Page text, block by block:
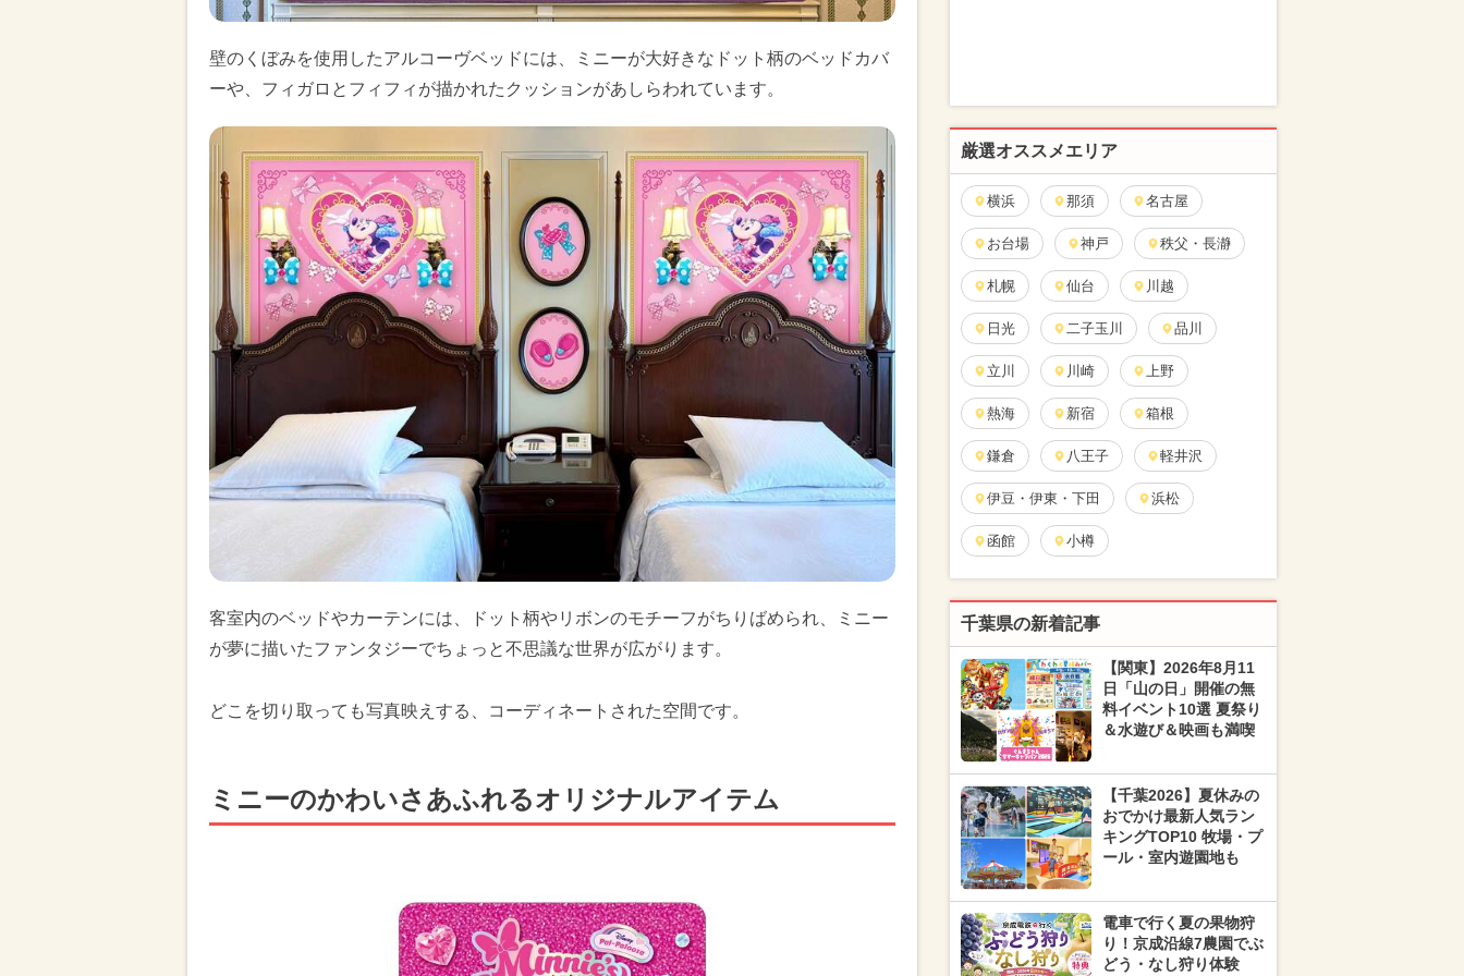
壁のくぼみを使用したアルコーヴベッドには、ミニーが大好きなドット柄のベッドカバ
ーや、フィガロとフィフィが描かれたクッションがあしらわれています。
客室内のベッドやカーテンには、ドット柄やリボンのモチーフがちりばめられ、ミニー
が夢に描いたファンタジーでちょっと不思議な世界が広がります。
どこを切り取っても写真映えする、コーディネートされた空間です。
ミニーのかわいさあふれるオリジナルアイテム
厳選オススメエリア
横浜 那須 名古屋
お台場 神戸 秩父・長瀞
札幌 仙台 川越
日光 二子玉川 品川
立川 川崎 上野
熱海 新宿 箱根
鎌倉 八王子 軽井沢
伊豆・伊東・下田 浜松
函館 小樽
千葉県の新着記事
【関東】2026年8月11
日「山の日」開催の無
料イベント10選 夏祭り
＆水遊び＆映画も満喫
【千葉2026】夏休みの
おでかけ最新人気ラン
キングTOP10 牧場・プ
ール・室内遊園地も
電車で行く夏の果物狩
り！京成沿線7農園でぶ
どう・なし狩り体験